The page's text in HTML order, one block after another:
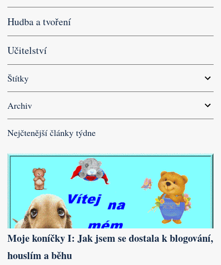
Hudba a tvoření
Učitelství
Štítky
Archiv
Nejčtenější články týdne
Moje koníčky I: Jak jsem se dostala k blogování,
houslím a běhu